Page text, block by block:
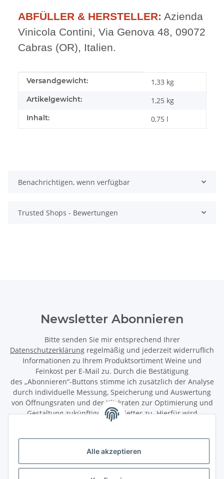
Alle akzeptieren
ABFÜLLER & HERSTELLER: Azienda
Vinicola Contini, Via Genova 48, 09072
Cabras (OR), Italien.
Produkteigenschaft
Wert
Versandgewicht: 1,33 kg
Artikelgewicht: 1,25 kg
Inhalt: 0,75 l
Benachrichtigen, wenn verfügbar
Trusted Shops - Bewertungen
Newsletter Abonnieren
Bitte senden Sie mir entsprechend Ihrer
Datenschutzerklärung regelmäßig und jederzeit widerruflich
Informationen zu Ihrem Produktsortiment Weine und
Feinkost per E-Mail zu. Durch die Bestätigung
des „Abonnieren“-Buttons stimme ich zusätzlich der Analyse
durch individuelle Messung, Speicherung und Auswertung
von Öffnungsraten und der Klickraten zur Optimierung und
Gestaltung zukünftiger Newsletter zu. Hierfür wird
das Nutzungsverhalten in pseudonymisierter Form
Wirkung für die Zukunft über den Link in unserem Newsletter
abbestellen / widerrufen.